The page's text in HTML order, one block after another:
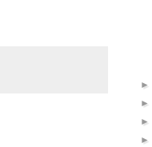
►
►
►
►